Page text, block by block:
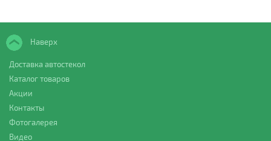
Наверх
Доставка автостекол
Каталог товаров
Акции
Контакты
Фотогалерея
Видео